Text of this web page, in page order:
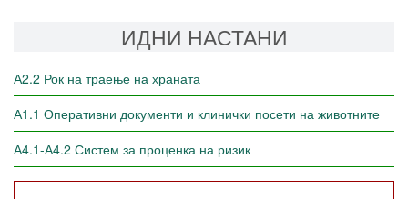
ИДНИ НАСТАНИ
А2.2 Рок на траење на храната
А1.1 Оперативни документи и клинички посети на животните
А4.1-А4.2 Систем за проценка на ризик